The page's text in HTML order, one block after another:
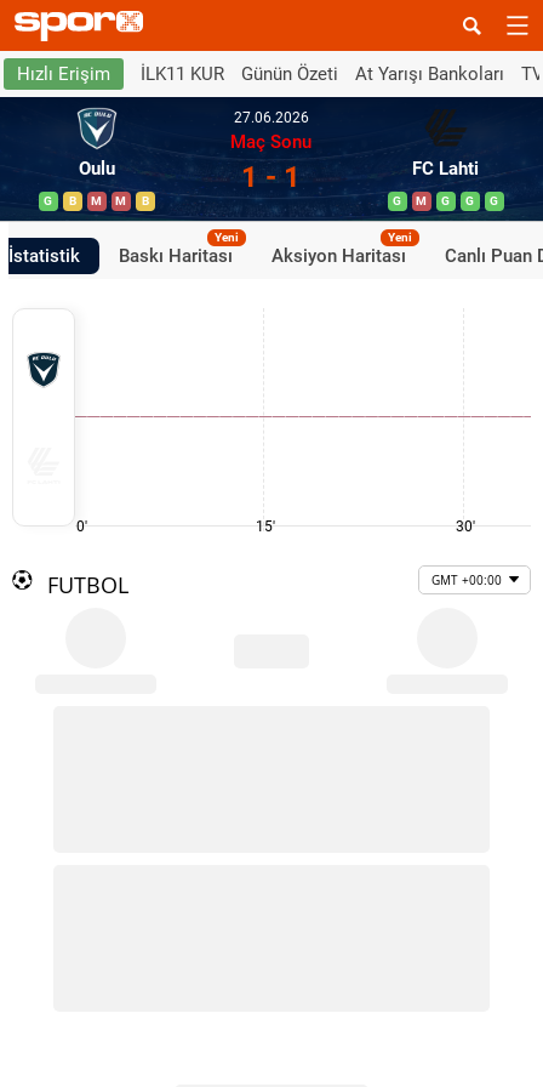
Hızlı Erişim İLK11 KUR Günün Özeti At Yarışı Bankoları
Oulu
G B M M B
27.06.2026
Maç Sonu
1 - 1 FC Lahti
G M G G G
İstatistik Baskı Haritası
Yeni
Aksiyon Haritası
Yeni
Canlı Puan
0' 15' 30'
FUTBOL GMT +00:00